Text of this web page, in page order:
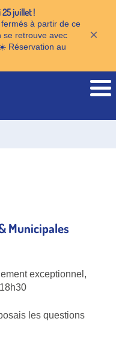
juillet !
à partir de ce
se retrouve avec
Réservation au
×
Municipales
exceptionnel,
les questions